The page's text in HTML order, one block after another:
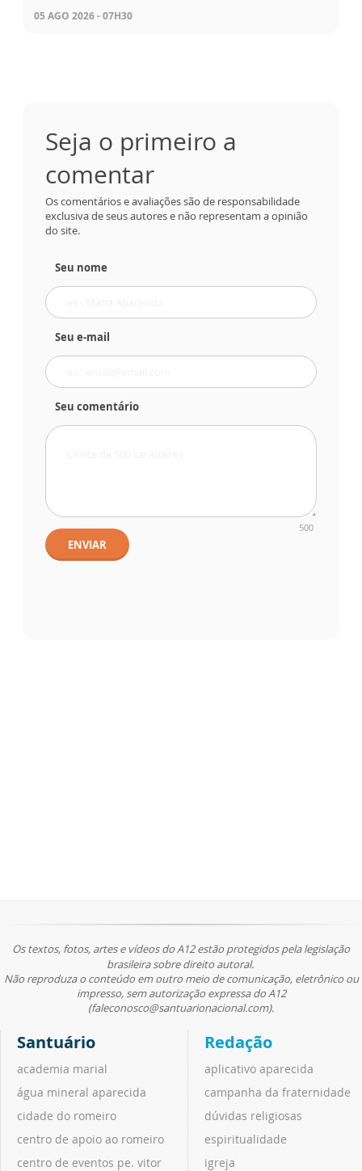
05 AGO 2026 - 07H30
Seja o primeiro a
comentar
Os comentários e avaliações são de responsabilidade
exclusiva de seus autores e não representam a opinião
do site.
Seu nome
Seu e-mail
Seu comentário
500
ENVIAR
Os textos, fotos, artes e vídeos do A12 estão protegidos pela legislação
brasileira sobre direito autoral.
Não reproduza o conteúdo em outro meio de comunicação, eletrônico ou
impresso, sem autorização expressa do A12
(faleconosco@santuarionacional.com).
Santuário
academia marial
água mineral aparecida
cidade do romeiro
centro de apoio ao romeiro
centro de eventos pe. vitor
Redação
aplicativo aparecida
campanha da fraternidade
dúvidas religiosas
espiritualidade
igreja